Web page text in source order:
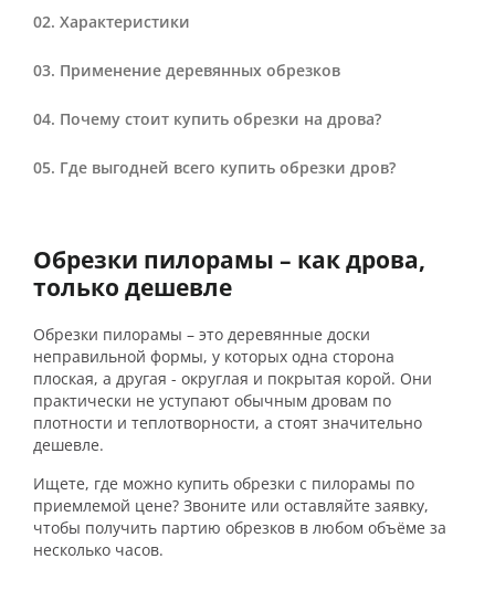
Характеристики
Применение деревянных обрезков
Почему стоит купить обрезки на дрова?
Где выгодней всего купить обрезки дров?
Обрезки пилорамы – как дрова,
только дешевле
Обрезки пилорамы – это деревянные доски
неправильной формы, у которых одна сторона
плоская, а другая - округлая и покрытая корой. Они
практически не уступают обычным дровам по
плотности и теплотворности, а стоят значительно
дешевле.
Ищете, где можно купить обрезки с пилорамы по
приемлемой цене? Звоните или оставляйте заявку,
чтобы получить партию обрезков в любом объёме за
несколько часов.